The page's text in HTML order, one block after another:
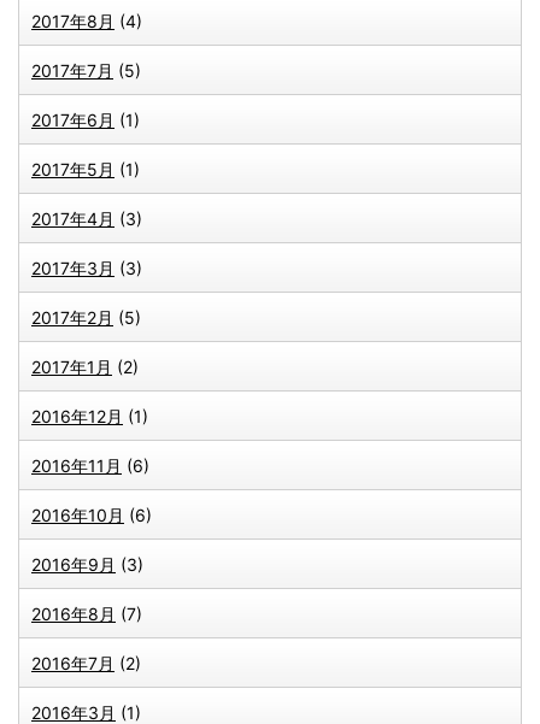
2017年8月 (4)
2017年7月 (5)
2017年6月 (1)
2017年5月 (1)
2017年4月 (3)
2017年3月 (3)
2017年2月 (5)
2017年1月 (2)
2016年12月 (1)
2016年11月 (6)
2016年10月 (6)
2016年9月 (3)
2016年8月 (7)
2016年7月 (2)
2016年3月 (1)